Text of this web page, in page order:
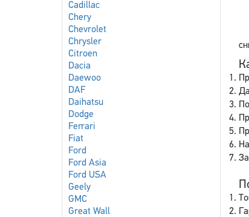
Cadillac
Chery
Chevrolet
Chrysler
Citroen
Dacia
Daewoo
DAF
Daihatsu
Dodge
Ferrari
Fiat
Ford
Ford Asia
Ford USA
Geely
GMC
Great Wall